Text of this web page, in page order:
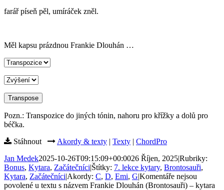
farář píseň pěl, umíráček zněl.
Měl kapsu prázdnou Frankie Dlouhán …
Pozn.: Transpozice do jiných tónin, nahoru pro křížky a dolů pro
béčka.
Stáhnout
Akordy & texty | Texty | ChordPro
Jan Medek2025-10-26T09:15:09+00:0026 Říjen, 2025|Rubriky:
Bonus, Kytara, Začátečníci|Štítky: 7. lekce kytary, Brontosauři,
Kytara, Začátečníci|Akordy: C, D, Emi, G|Komentáře nejsou
povolené u textu s názvem Frankie Dlouhán (Brontosauři) – kytara